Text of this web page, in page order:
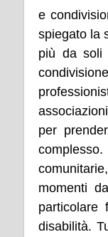
e
spiegato la
più da soli
per
momenti
particolare
disabilità.